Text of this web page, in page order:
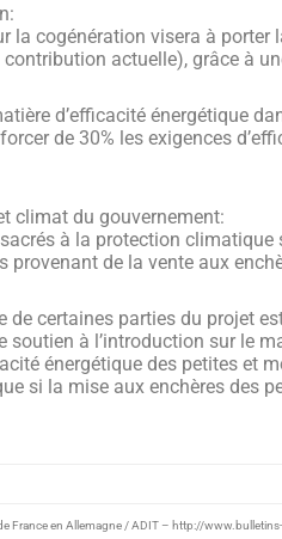
la cogénération visera à porter
actuelle), grâce à
d’efficacité énergétique
de 30% les exigences
climat du gouvernement:
à la protection climatique
de la vente aux
certaines parties du projet
à l’introduction sur le
énergétique des petites et
si la mise aux enchères des
France en Allemagne / ADIT – http://